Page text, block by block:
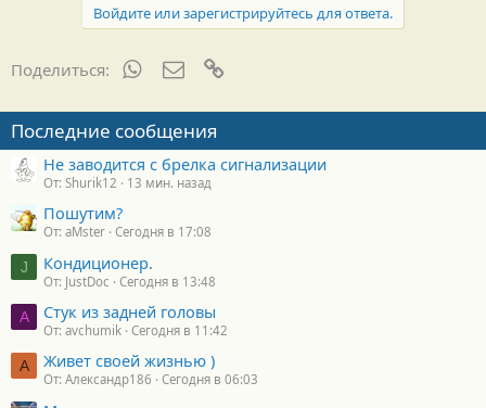
Войдите или зарегистрируйтесь для ответа.
Поделиться: WhatsAppЭлектронная почта
Последние сообщения
Не заводится с брелка сигнализации
От: Shurik12 13 мин. назад
Пошутим?
От: aMster Сегодня в 17:08
J Кондиционер.
От: JustDoc Сегодня в 13:48
A Стук из задней головы
От: avchumik Сегодня в 11:42
А Живет своей жизнью )
От: Александр186 Сегодня в 06:03